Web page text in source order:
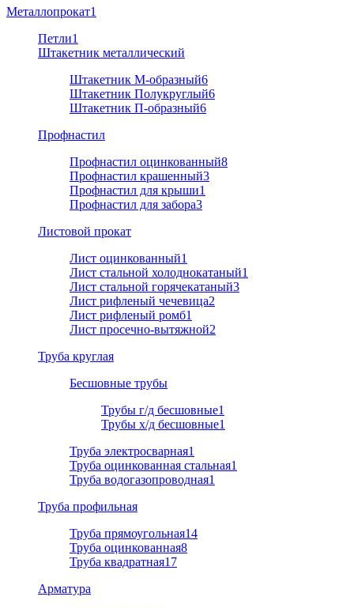
Металлопрокат1
Петли1
Штакетник металлический
Штакетник М-образный6
Штакетник Полукруглый6
Штакетник П-образный6
Профнастил
Профнастил оцинкованный8
Профнастил крашенный3
Профнастил для крыши1
Профнастил для забора3
Листовой прокат
Лист оцинкованный1
Лист стальной холоднокатаный1
Лист стальной горячекатаный3
Лист рифленый чечевица2
Лист рифленый ромб1
Лист просечно-вытяжной2
Труба круглая
Бесшовные трубы
Трубы г/д бесшовные1
Трубы х/д бесшовные1
Труба электросварная1
Труба оцинкованная стальная1
Труба водогазопроводная1
Труба профильная
Труба прямоугольная14
Труба оцинкованная8
Труба квадратная17
Арматура